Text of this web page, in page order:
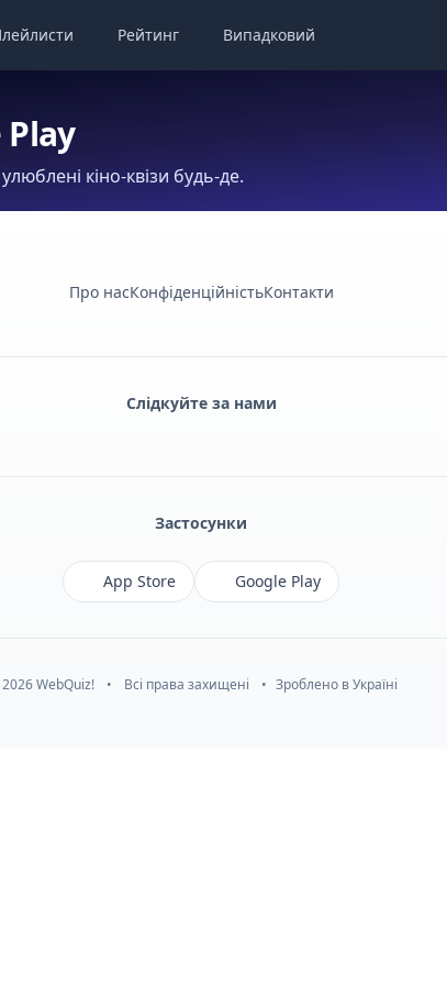
Рейтинг Випадковий
Play
кіно-квізи будь-де.
Про насКонфіденційністьКонтакти
Слідкуйте за нами
Застосунки
App Store Google Play
WebQuiz! • Всі права захищені • Зроблено в Україні